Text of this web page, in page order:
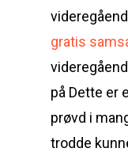
gratis
på Dette er
prøvd i
trodde